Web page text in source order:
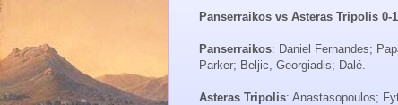
Panserraikos vs Asteras Tripolis 0-1
Panserraikos: Daniel Fernandes;
Parker; Beljic, Georgiadis; Dalé.
Asteras Tripolis: Anastasopoulos;